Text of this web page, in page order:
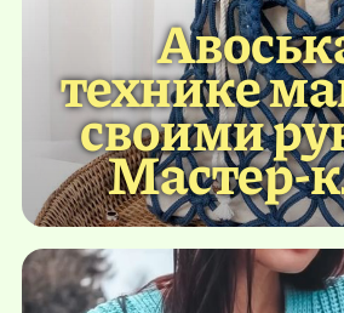
технике
своими
Мастер-